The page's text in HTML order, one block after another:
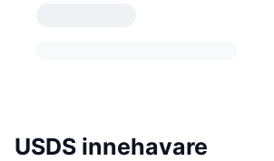
USDS innehavare